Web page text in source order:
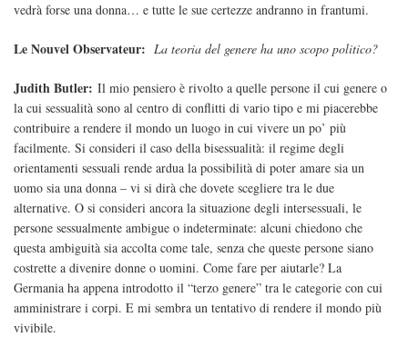
vedrà forse una donna… e tutte le sue certezze andranno in frantumi.
Le Nouvel Observateur: La teoria del genere ha uno scopo politico?
Judith Butler: Il mio pensiero è rivolto a quelle persone il cui genere o
la cui sessualità sono al centro di conflitti di vario tipo e mi piacerebbe
contribuire a rendere il mondo un luogo in cui vivere un po’ più
facilmente. Si consideri il caso della bisessualità: il regime degli
orientamenti sessuali rende ardua la possibilità di poter amare sia un
uomo sia una donna – vi si dirà che dovete scegliere tra le due
alternative. O si consideri ancora la situazione degli intersessuali, le
persone sessualmente ambigue o indeterminate: alcuni chiedono che
questa ambiguità sia accolta come tale, senza che queste persone siano
costrette a divenire donne o uomini. Come fare per aiutarle? La
Germania ha appena introdotto il “terzo genere” tra le categorie con cui
amministrare i corpi. E mi sembra un tentativo di rendere il mondo più
vivibile.